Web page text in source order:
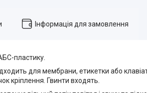
Інформація для замовлення
пластику.
для мембрани, етикетки або
кріплення. Гвинти входять.